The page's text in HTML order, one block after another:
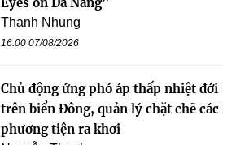
Eyes on Da Nang”
Thanh Nhung
16:00 07/08/2026
Chủ động ứng phó áp thấp nhiệt đới
trên biển Đông, quản lý chặt chẽ các
phương tiện ra khơi